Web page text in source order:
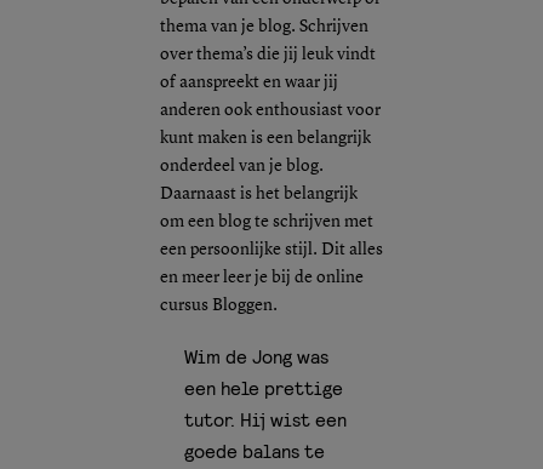
thema van je blog. Schrijven
over thema’s die jij leuk vindt
of aanspreekt en waar jij
anderen ook enthousiast voor
kunt maken is een belangrijk
onderdeel van je blog.
Daarnaast is het belangrijk
om een blog te schrijven met
een persoonlijke stijl. Dit alles
en meer leer je bij de online
cursus Bloggen.
Wim de Jong was
een hele prettige
tutor. Hij wist een
goede balans te